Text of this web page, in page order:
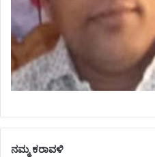
ನಮ್ಮ ಕರಾವಳಿ